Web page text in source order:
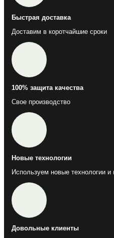
Быстрая доставка
Доставим в коротчайшие сроки
100% защита качества
Свое производство
Новые технологии
Используем новые технологии
Довольные клиенты